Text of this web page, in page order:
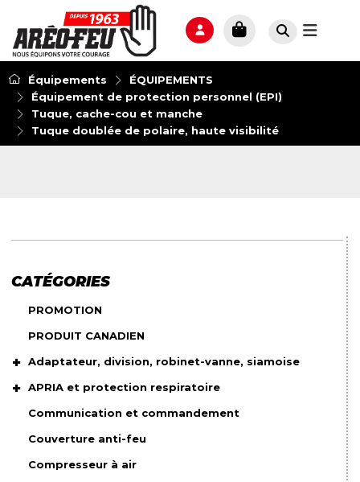
Équipements
ÉQUIPEMENTS
Équipement de protection personnel (EPI)
Tuque, cache-cou et manche
Tuque doublée de polaire, haute visibilité
CATÉGORIES
PROMOTION
PRODUIT CANADIEN
Adaptateur, division, robinet-vanne, siamoise
APRIA et protection respiratoire
Communication et commandement
Couverture anti-feu
Compresseur à air